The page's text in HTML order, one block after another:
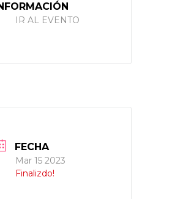
IR AL EVENTO
FECHA
Mar 15 2023
Finalizdo!